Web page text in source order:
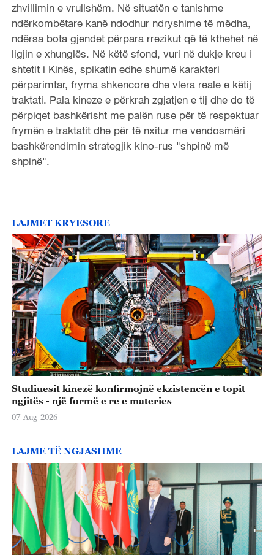
e
o
zhvillimin e vrullshëm. Në situatën e tanishme
ndërkombëtare kanë ndodhur ndryshime të mëdha,
ndërsa bota gjendet përpara rrezikut që të kthehet në
ligjin e xhunglës. Në këtë sfond, vuri në dukje kreu i
shtetit i Kinës, spikatin edhe shumë karakteri
përparimtar, fryma shkencore dhe vlera reale e këtij
traktati. Pala kineze e përkrah zgjatjen e tij dhe do të
përpiqet bashkërisht me palën ruse për të respektuar
frymën e traktatit dhe për të nxitur me vendosmëri
bashkërendimin strategjik kino-rus "shpinë më
shpinë".
LAJMET KRYESORE
Studiuesit kinezë konfirmojnë ekzistencën e topit
ngjitës - një formë e re e materies
07-Aug-2026
LAJME TË NGJASHME